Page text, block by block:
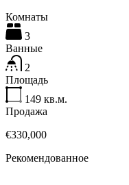
Комнаты
3
Ванные
2
Площадь
149 кв.м.
Продажа
€330,000
Рекомендованное